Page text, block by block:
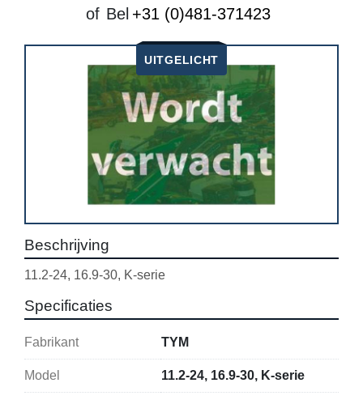
of Bel +31 (0)481-371423
UITGELICHT
Beschrijving
11.2-24, 16.9-30, K-serie
Specificaties
Fabrikant TYM
Model 11.2-24, 16.9-30, K-serie